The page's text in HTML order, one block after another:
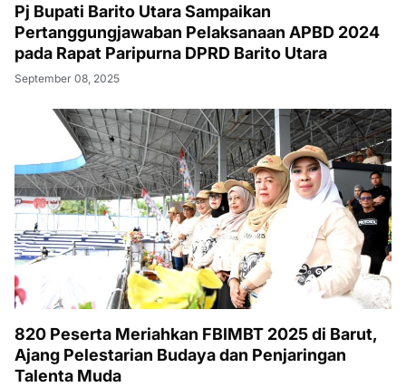
Pj Bupati Barito Utara Sampaikan
Pertanggungjawaban Pelaksanaan APBD 2024
pada Rapat Paripurna DPRD Barito Utara
September 08, 2025
820 Peserta Meriahkan FBIMBT 2025 di Barut,
Ajang Pelestarian Budaya dan Penjaringan
Talenta Muda